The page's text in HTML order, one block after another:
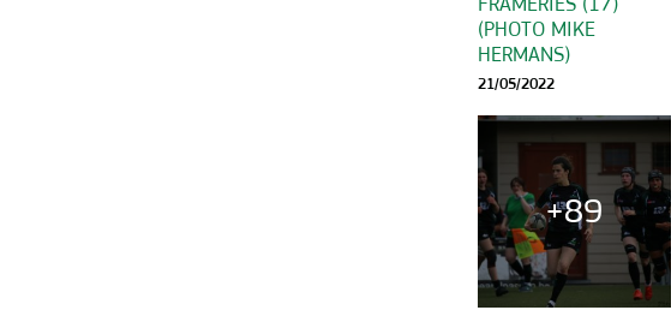
(PHOTO MIKE
HERMANS)
21/05/2022
+89